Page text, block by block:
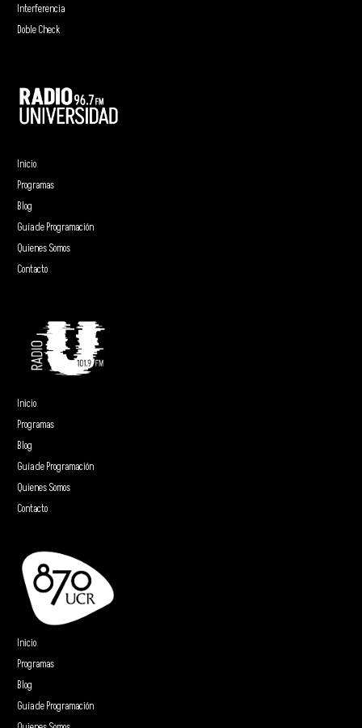
Interferencia
Doble Check
Inicio
Programas
Blog
Guía de Programación
Quienes Somos
Contacto
Inicio
Programas
Blog
Guía de Programación
Quienes Somos
Contacto
Inicio
Programas
Blog
Guía de Programación